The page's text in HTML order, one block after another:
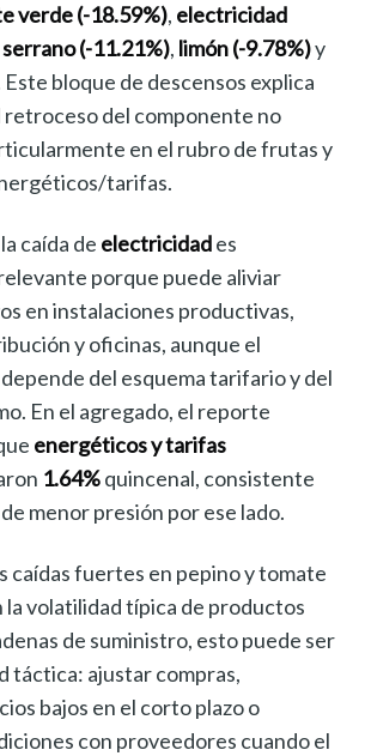
verde (-18.59%), electricidad
(-11.21%), limón (-9.78%)y
Este bloque de descensos explica
retroceso del componente no
en el rubro de frutas y
tarifas.
caída de electricidades
porque puede aliviar
en instalaciones productivas,
y oficinas, aunque el
del esquema tarifario y del
En el agregado, el reporte
energéticos y tarifas
1.64%quincenal, consistente
menor presión por ese lado.
caídas fuertes en pepino y tomate
volatilidad típica de productos
de suministro, esto puede ser
táctica: ajustar compras,
bajos en el corto plazo o
con proveedores cuando el